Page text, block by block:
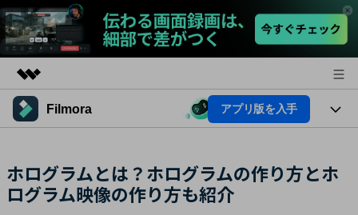
製品
ユーティリティ
概要
ソリューション
企業情報
Filmora アプリ版を入手
プラットフォーム
AI機能
ホログラムとは？ホログラムの作り方とホ
ログラム映像の作り方も紹介